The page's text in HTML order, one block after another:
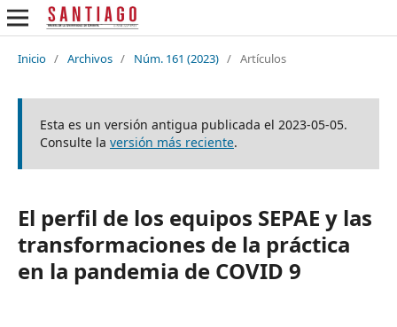
Inicio / Archivos / Núm. 161 (2023) / Artículos
Esta es un versión antigua publicada el 2023-05-05.
Consulte la versión más reciente.
El perfil de los equipos SEPAE y las
transformaciones de la práctica
en la pandemia de COVID 9